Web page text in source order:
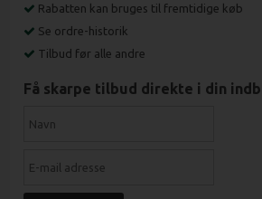
Rabatten kan bruges til fremtidige køb
Se ordre-historik
Tilbud før alle andre
Få skarpe tilbud direkte i din